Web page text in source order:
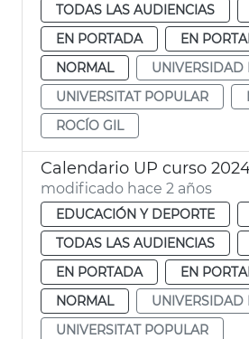
TODAS LAS AUDIENCIAS
EN PORTADA
EN
NORMAL
UNIVERSIDAD
UNIVERSITAT POPULAR
ROCÍO GIL
Calendario UP curso
modificado hace 2 años
EDUCACIÓN Y DEPORTE
TODAS LAS AUDIENCIAS
EN PORTADA
EN
NORMAL
UNIVERSIDAD
UNIVERSITAT POPULAR